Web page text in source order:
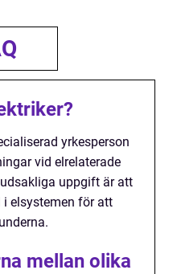
yrkesperson
vid elrelaterade
uppgift är att
elsystemen för att
mellan olika